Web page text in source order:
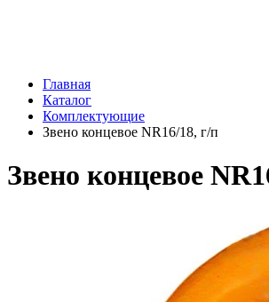
Главная
Каталог
Комплектующие
Звено концевое NR16/18, г/п
Звено концевое